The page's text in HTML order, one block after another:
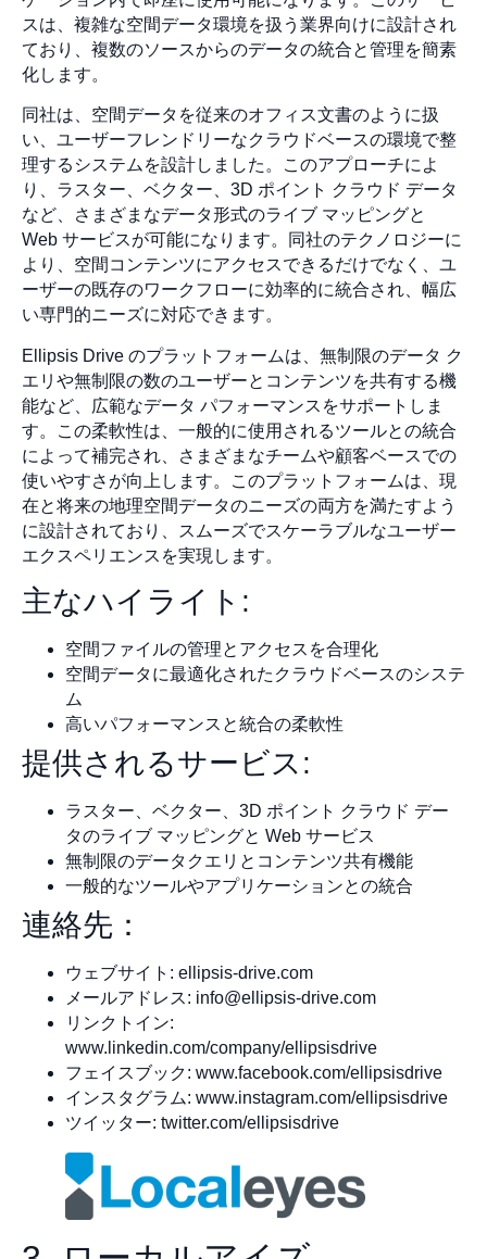
スは、複雑な空間データ環境を扱う業界向けに設計され
ており、複数のソースからのデータの統合と管理を簡素
化します。
同社は、空間データを従来のオフィス文書のように扱
い、ユーザーフレンドリーなクラウドベースの環境で整
理するシステムを設計しました。このアプローチによ
り、ラスター、ベクター、3D ポイント クラウド データ
など、さまざまなデータ形式のライブ マッピングと
Web サービスが可能になります。同社のテクノロジーに
より、空間コンテンツにアクセスできるだけでなく、ユ
ーザーの既存のワークフローに効率的に統合され、幅広
い専門的ニーズに対応できます。
Ellipsis Drive のプラットフォームは、無制限のデータ ク
エリや無制限の数のユーザーとコンテンツを共有する機
能など、広範なデータ パフォーマンスをサポートしま
す。この柔軟性は、一般的に使用されるツールとの統合
によって補完され、さまざまなチームや顧客ベースでの
使いやすさが向上します。このプラットフォームは、現
在と将来の地理空間データのニーズの両方を満たすよう
に設計されており、スムーズでスケーラブルなユーザー
エクスペリエンスを実現します。
主なハイライト:
空間ファイルの管理とアクセスを合理化
空間データに最適化されたクラウドベースのシステ
ム
高いパフォーマンスと統合の柔軟性
提供されるサービス:
ラスター、ベクター、3D ポイント クラウド デー
タのライブ マッピングと Web サービス
無制限のデータクエリとコンテンツ共有機能
一般的なツールやアプリケーションとの統合
連絡先：
ウェブサイト: ellipsis-drive.com
メールアドレス: info@ellipsis-drive.com
リンクトイン:
www.linkedin.com/company/ellipsisdrive
フェイスブック: www.facebook.com/ellipsisdrive
インスタグラム: www.instagram.com/ellipsisdrive
ツイッター: twitter.com/ellipsisdrive